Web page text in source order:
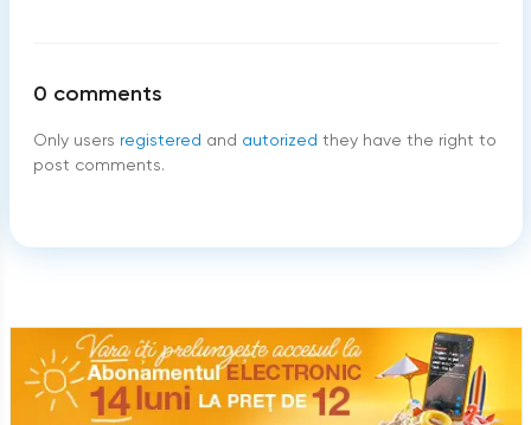
0 comments
Only users registered and autorized they have the right to
post comments.